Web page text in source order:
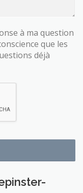
à ma question
que les
déjà